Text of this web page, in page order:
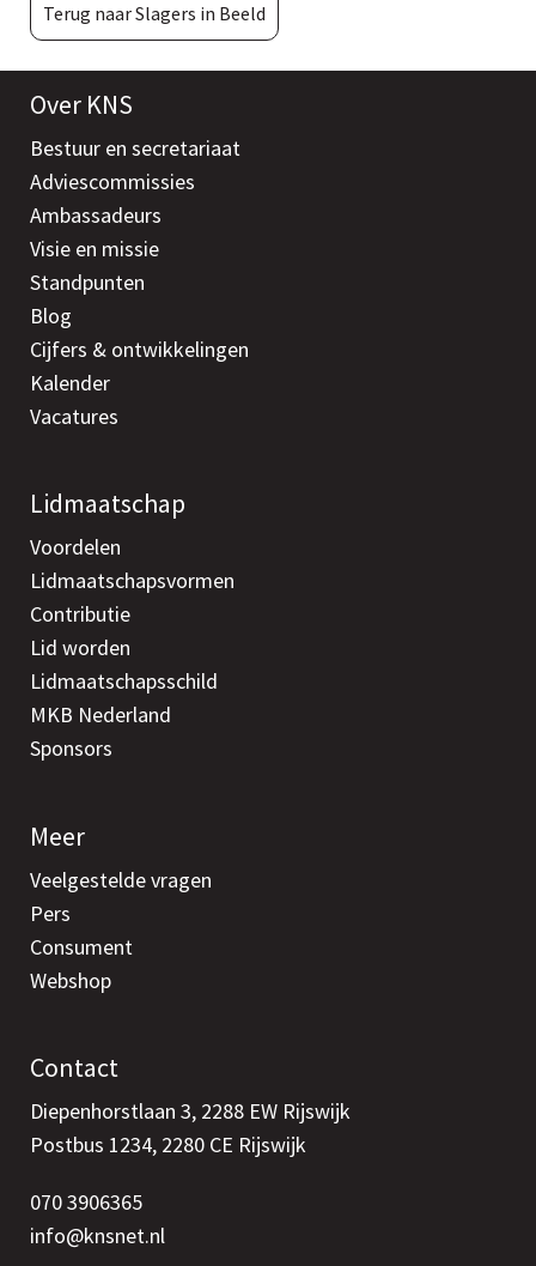
Terug naar Slagers in Beeld
Over KNS
Bestuur en secretariaat
Adviescommissies
Ambassadeurs
Visie en missie
Standpunten
Blog
Cijfers & ontwikkelingen
Kalender
Vacatures
Lidmaatschap
Voordelen
Lidmaatschapsvormen
Contributie
Lid worden
Lidmaatschapsschild
MKB Nederland
Sponsors
Meer
Veelgestelde vragen
Pers
Consument
Webshop
Contact
Diepenhorstlaan 3, 2288 EW Rijswijk
Postbus 1234, 2280 CE Rijswijk
070 3906365
info@knsnet.nl